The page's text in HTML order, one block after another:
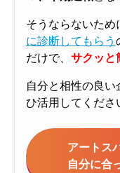
そうならないた
に診断してもらう
だけで、 サクッと
自分と相性の良
ひ活用してくださ
アートス
自分に合